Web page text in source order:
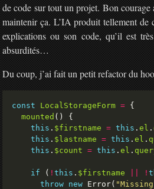
de code sur tout un projet. Bon
maintenir ça. L’IA produit tellement de
explications ou son code, qu’il est
absurdités…
Du coup, j’ai fait un petit refactor du
const LocalStorageForm =
mounted
this . $firstname = this . el .
this . $lastname = this . el .
this . $count = this . el .
if ( ! this . $firstname !
throw new Error(